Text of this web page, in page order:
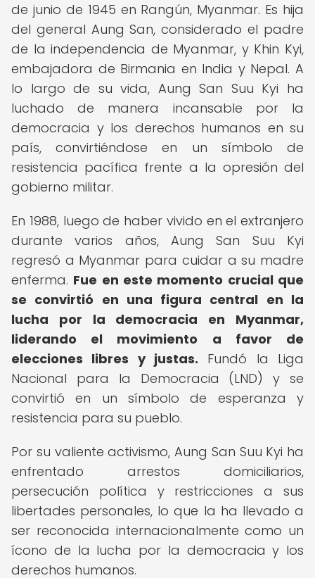
de junio de 1945 en Rangún, Myanmar. Es hija
del general Aung San, considerado el padre
de la independencia de Myanmar, y Khin Kyi,
embajadora de Birmania en India y Nepal. A
lo largo de su vida, Aung San Suu Kyi ha
luchado de manera incansable por la
democracia y los derechos humanos en su
país, convirtiéndose en un símbolo de
resistencia pacífica frente a la opresión del
gobierno militar.
En 1988, luego de haber vivido en el extranjero
durante varios años, Aung San Suu Kyi
regresó a Myanmar para cuidar a su madre
enferma. Fue en este momento crucial que
se convirtió en una figura central en la
lucha por la democracia en Myanmar,
liderando el movimiento a favor de
elecciones libres y justas. Fundó la Liga
Nacional para la Democracia (LND) y se
convirtió en un símbolo de esperanza y
resistencia para su pueblo.
Por su valiente activismo, Aung San Suu Kyi ha
enfrentado arrestos domiciliarios,
persecución política y restricciones a sus
libertades personales, lo que la ha llevado a
ser reconocida internacionalmente como un
ícono de la lucha por la democracia y los
derechos humanos.